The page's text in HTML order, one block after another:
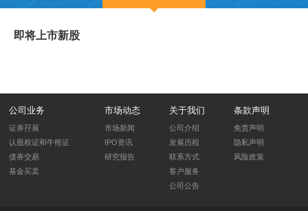
即将上市新股
公司业务
证券孖展
认股权证和牛熊证
债券交易
基金买卖
市场动态
市场新闻
IPO资讯
研究报告
关于我们
公司介绍
发展历程
联系方式
客户服务
公司公告
条款声明
免责声明
隐私声明
风险政策